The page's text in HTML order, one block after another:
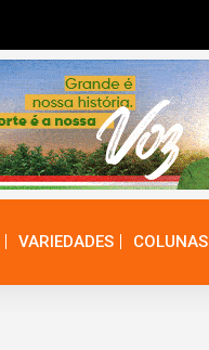
VARIEDADES COLUNAS